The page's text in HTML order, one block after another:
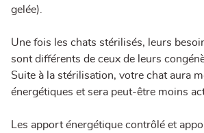
gelée).
Une fois les chats stérilisés, leurs
sont différents de ceux de leurs
Suite à la stérilisation, votre chat aura
énergétiques et sera peut-être moins
Les apport énergétique contrôlé et